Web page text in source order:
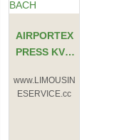
AIRPORTEX
PRESS KVM
Mietwagen
www.LIMOUSIN
ESERVICE.cc